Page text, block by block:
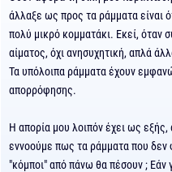
άλλαξε ως προς τα ράμματα είναι
πολύ μικρό κομματάκι. Εκεί, όταν
αίματος, όχι ανησυχητική, απλά
Τα υπόλοιπα ράμματα έχουν
απορρόφησης.
Η απορία μου λοιπόν έχει ως
εννοούμε πως τα ράμματα που δεν
"κόμποι" από πάνω θα πέσουν ; Εάν